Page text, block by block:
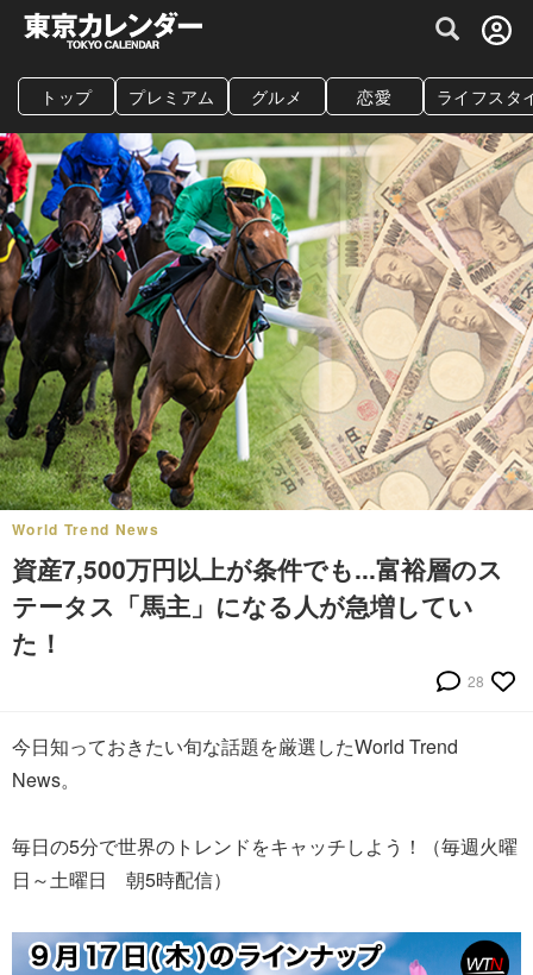
グルメ情報・プレミアムレストラン予約
トップ プレミアム グルメ 恋愛 ライフスタ
World Trend News
資産7,500万円以上が条件でも...富裕層のス
テータス「馬主」になる人が急増してい
た！
28
今日知っておきたい旬な話題を厳選したWorld Trend
News。
毎日の5分で世界のトレンドをキャッチしよう！（毎週火曜
日～土曜日 朝5時配信）